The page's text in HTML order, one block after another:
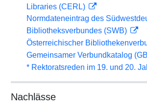
Libraries (CERL)
Normdateneintrag des
Bibliotheksverbundes (SWB)
Österreichischer
Gemeinsamer Verbundkatalog
* Rektoratsreden im 19. und 20.
Nachlässe